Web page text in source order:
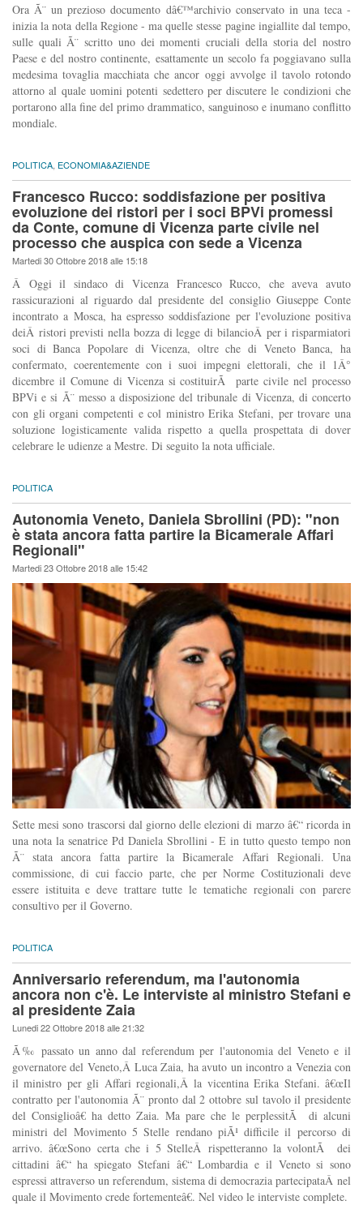
Ora Ã¨ un prezioso documento dâ€™archivio conservato in una teca -
inizia la nota della Regione - ma quelle stesse pagine ingiallite dal tempo,
sulle quali Ã¨ scritto uno dei momenti cruciali della storia del nostro
Paese e del nostro continente, esattamente un secolo fa poggiavano sulla
medesima tovaglia macchiata che ancor oggi avvolge il tavolo rotondo
attorno al quale uomini potenti sedettero per discutere le condizioni che
portarono alla fine del primo drammatico, sanguinoso e inumano conflitto
mondiale.
POLITICA ECONOMIA&AZIENDE
Francesco Rucco: soddisfazione per positiva
evoluzione dei ristori per i soci BPVi promessi
da Conte, comune di Vicenza parte civile nel
processo che auspica con sede a Vicenza
Martedi 30 Ottobre 2018 alle 15:18
Â Oggi il sindaco di Vicenza Francesco Rucco, che aveva avuto
rassicurazioni al riguardo dal presidente del consiglio Giuseppe Conte
incontrato a Mosca, ha espresso soddisfazione per l'evoluzione positiva
deiÂ ristori previsti nella bozza di legge di bilancioÂ per i risparmiatori
soci di Banca Popolare di Vicenza, oltre che di Veneto Banca, ha
confermato, coerentemente con i suoi impegni elettorali, che il 1Â°
dicembre il Comune di Vicenza si costituirÃ parte civile nel processo
BPVi e si Ã¨ messo a disposizione del tribunale di Vicenza, di concerto
con gli organi competenti e col ministro Erika Stefani, per trovare una
soluzione logisticamente valida rispetto a quella prospettata di dover
celebrare le udienze a Mestre. Di seguito la nota ufficiale.
POLITICA
Autonomia Veneto, Daniela Sbrollini (PD): "non
è stata ancora fatta partire la Bicamerale Affari
Regionali"
Martedi 23 Ottobre 2018 alle 15:42
Sette mesi sono trascorsi dal giorno delle elezioni di marzo â€“ ricorda in
una nota la senatrice Pd Daniela Sbrollini - E in tutto questo tempo non
Ã¨ stata ancora fatta partire la Bicamerale Affari Regionali. Una
commissione, di cui faccio parte, che per Norme Costituzionali deve
essere istituita e deve trattare tutte le tematiche regionali con parere
consultivo per il Governo.
POLITICA
Anniversario referendum, ma l'autonomia
ancora non c'è. Le interviste al ministro Stefani e
al presidente Zaia
Lunedi 22 Ottobre 2018 alle 21:32
Ã‰ passato un anno dal referendum per l'autonomia del Veneto e il
governatore del Veneto,Â Luca Zaia, ha avuto un incontro a Venezia con
il ministro per gli Affari regionali,Â la vicentina Erika Stefani. â€œIl
contratto per l'autonomia Ã¨ pronto dal 2 ottobre sul tavolo il presidente
del Consiglioâ€ ha detto Zaia. Ma pare che le perplessitÃ di alcuni
ministri del Movimento 5 Stelle rendano piÃ¹ difficile il percorso di
arrivo. â€œSono certa che i 5 StelleÂ rispetteranno la volontÃ dei
cittadini â€“ ha spiegato Stefani â€“ Lombardia e il Veneto si sono
espressi attraverso un referendum, sistema di democrazia partecipataÂ nel
quale il Movimento crede fortementeâ€. Nel video le interviste complete.